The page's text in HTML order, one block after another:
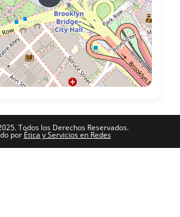
Todos los Derechos Reservados.
por Ética y Servicios en Redes